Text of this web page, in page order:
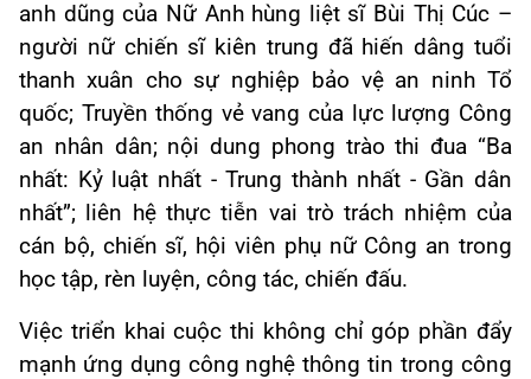
anh dũng của Nữ Anh hùng liệt sĩ Bùi Thị Cúc –
người nữ chiến sĩ kiên trung đã hiến dâng tuổi
thanh xuân cho sự nghiệp bảo vệ an ninh Tổ
quốc; Truyền thống vẻ vang của lực lượng Công
an nhân dân; nội dung phong trào thi đua “Ba
nhất: Kỷ luật nhất - Trung thành nhất - Gần dân
nhất”; liên hệ thực tiễn vai trò trách nhiệm của
cán bộ, chiến sĩ, hội viên phụ nữ Công an trong
học tập, rèn luyện, công tác, chiến đấu.
Việc triển khai cuộc thi không chỉ góp phần đẩy
mạnh ứng dụng công nghệ thông tin trong công